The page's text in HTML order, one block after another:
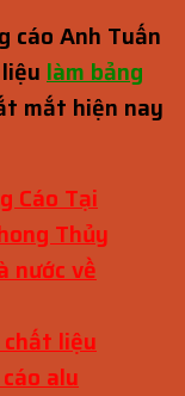
cáo Anh Tuấn
làm bảng
mắt hiện nay
Cáo Tại
Thủy
nước về
liệu
alu